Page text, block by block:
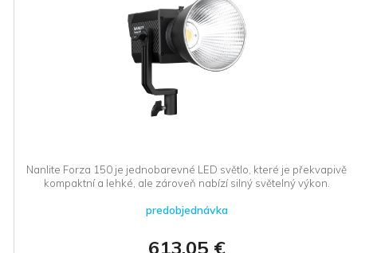
Nanlite Forza 150 je jednobarevné LED světlo, které je překvapivě
kompaktní a lehké, ale zároveň nabízí silný světelný výkon.
predobjednávka
613,05 €